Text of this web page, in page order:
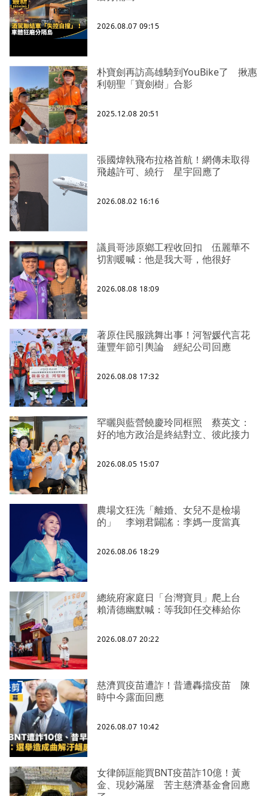
2026.08.07 09:15
朴寶劍再訪高雄騎到YouBike了 揪惠
利朝聖「寶劍樹」合影
2025.12.08 20:51
張國煒執飛布拉格首航！網傳未取得
飛越許可、繞行 星宇回應了
2026.08.02 16:16
議員哥涉原鄉工程收回扣 伍麗華不
切割暖喊：他是我大哥，他很好
2026.08.08 18:09
著原住民服跳舞出事！河智媛代言花
蓮豐年節引輿論 經紀公司回應
2026.08.08 17:32
罕曬與藍營饒慶玲同框照 蔡英文：
好的地方政治是終結對立、彼此接力
2026.08.05 15:07
農場文狂洗「離婚、女兒不是檢場
的」 李翊君闢謠：李媽一度當真
2026.08.06 18:29
總統府家庭日「台灣寶貝」爬上台
賴清德幽默喊：等我卸任交棒給你
2026.08.07 20:22
慈濟買疫苗遭詐！昔遭轟擋疫苗 陳
時中今露面回應
2026.08.07 10:42
女律師誆能買BNT疫苗詐10億！黃
金、現鈔滿屋 苦主慈濟基金會回應